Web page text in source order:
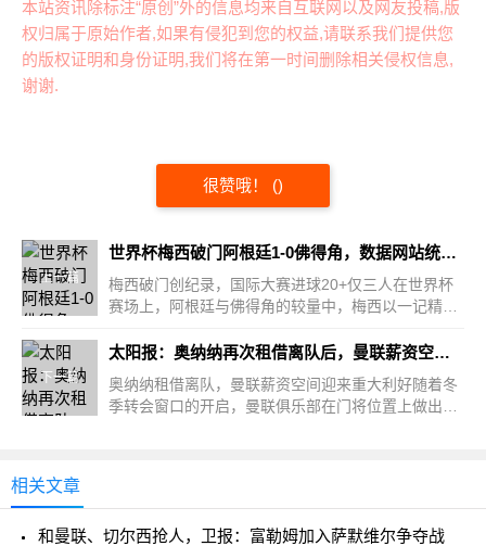
本站资讯除标注“原创”外的信息均来自互联网以及网友投稿,版
权归属于原始作者,如果有侵犯到您的权益,请联系我们提供您
的版权证明和身份证明,我们将在第一时间删除相关侵权信息,
谢谢.
很赞哦！ ()
上一篇
世界杯梅西破门阿根廷1-0佛得角，数据网站统计3人国际大赛进球超20
梅西破门创纪录，国际大赛进球20+仅三人在世界杯
赛场上，阿根廷与佛得角的较量中，梅西以一记精彩
下一篇
太阳报：奥纳纳再次租借离队后，曼联薪资空间迎来利好
奥纳纳租借离队，曼联薪资空间迎来重大利好随着冬
季转会窗口的开启，曼联俱乐部在门将位置上做出了
相关文章
和曼联、切尔西抢人，卫报：富勒姆加入萨默维尔争夺战